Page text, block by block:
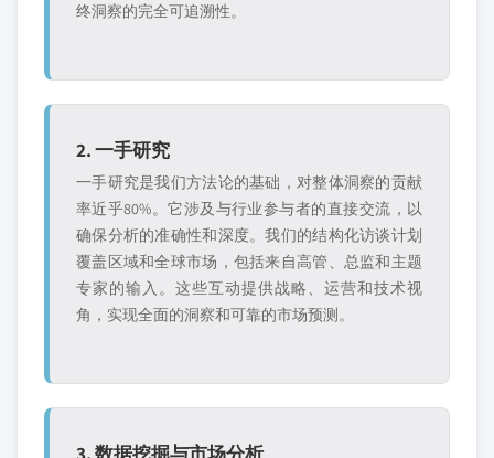
终洞察的完全可追溯性。
2. 一手研究
一手研究是我们方法论的基础，对整体洞察的贡献
率近乎80%。它涉及与行业参与者的直接交流，以
确保分析的准确性和深度。我们的结构化访谈计划
覆盖区域和全球市场，包括来自高管、总监和主题
专家的输入。这些互动提供战略、运营和技术视
角，实现全面的洞察和可靠的市场预测。